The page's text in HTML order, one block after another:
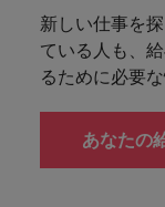
新しい仕事を
ている人も、
るために必要
あなたの